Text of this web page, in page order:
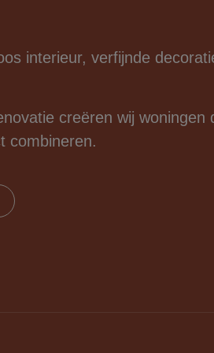
interieur, verfijnde
creëren wij woningen
combineren.